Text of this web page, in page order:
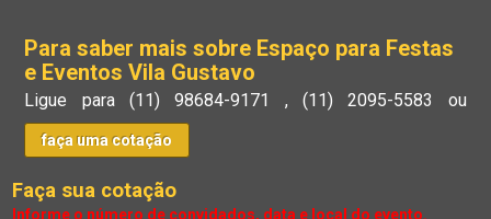
Para saber mais sobre Espaço para Festas
e Eventos Vila Gustavo
Ligue para(11) 98684-9171 , (11) 2095-5583 ou
faça uma cotação
Faça sua cotação